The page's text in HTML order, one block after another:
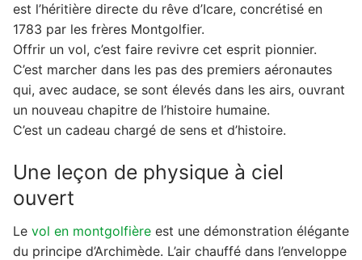
est l’héritière directe du rêve d’Icare, concrétisé en
1783 par les frères Montgolfier.
Offrir un vol, c’est faire revivre cet esprit pionnier.
C’est marcher dans les pas des premiers aéronautes
qui, avec audace, se sont élevés dans les airs, ouvrant
un nouveau chapitre de l’histoire humaine.
C’est un cadeau chargé de sens et d’histoire.
Une leçon de physique à ciel
ouvert
Le vol en montgolfière est une démonstration élégante
du principe d’Archimède. L’air chauffé dans l’enveloppe